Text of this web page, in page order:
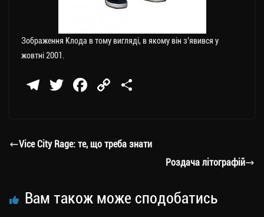
Зображення Клода в тому вигляді, в якому він з’явився у
жовтні 2001.
Te
a
T
er
Fa
ok
C
Li ли
Vice City Rage: те, що треба знати
Роздача літографій
Вам також може сподобатись